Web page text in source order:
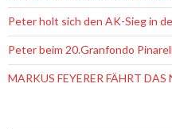
Peter holt sich den AK-Sieg in
Peter beim 20.Granfondo
MARKUS FEYERER FÄHRT